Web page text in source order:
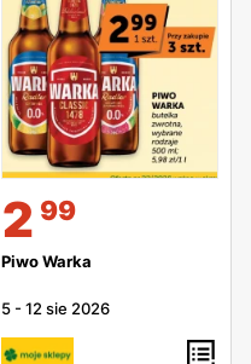
2 99
Piwo Warka
5 -12 sie 2026